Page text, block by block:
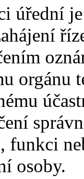
úřední
orgánu
funkci
osoby.